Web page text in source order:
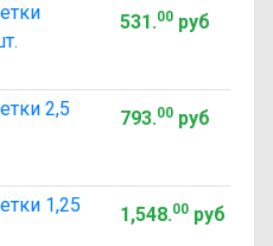
531.00руб
2,5
793.00руб
1,25
1,548.00руб